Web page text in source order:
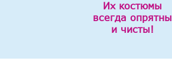
Их костюмы
всегда опрятны
и чисты!